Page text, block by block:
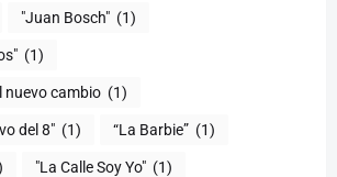
"Juan Bosch" (1)
(1)
nuevo cambio (1)
del 8" (1) “La Barbie” (1)
"La Calle Soy Yo" (1)